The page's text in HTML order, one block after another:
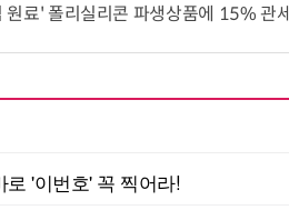
원료' 폴리실리콘 파생상품에 15% 관세